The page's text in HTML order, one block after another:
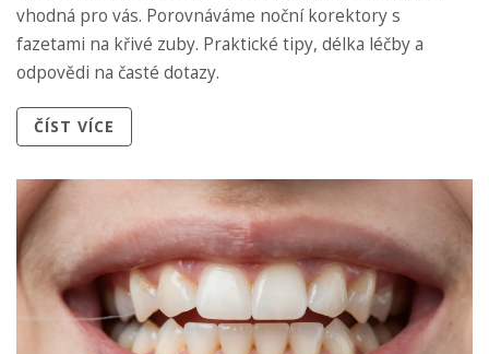
vhodná pro vás. Porovnáváme noční korektory s
fazetami na křivé zuby. Praktické tipy, délka léčby a
odpovědi na časté dotazy.
ČÍST VÍCE